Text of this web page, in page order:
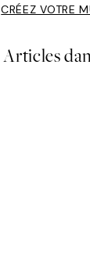
CRÉEZ VOTRE
Articles